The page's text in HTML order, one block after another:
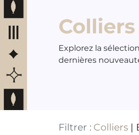
Colliers
Explorez la
dernières
Filtrer : Colliers |